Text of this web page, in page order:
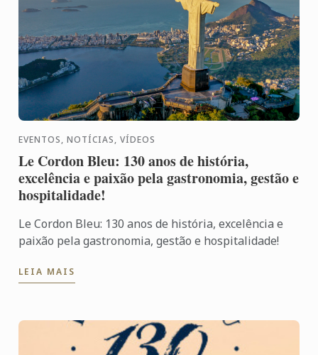
EVENTOS, NOTÍCIAS, VÍDEOS
Le Cordon Bleu: 130 anos de história,
excelência e paixão pela gastronomia, gestão e
hospitalidade!
Le Cordon Bleu: 130 anos de história, excelência e
paixão pela gastronomia, gestão e hospitalidade!
LEIA MAIS